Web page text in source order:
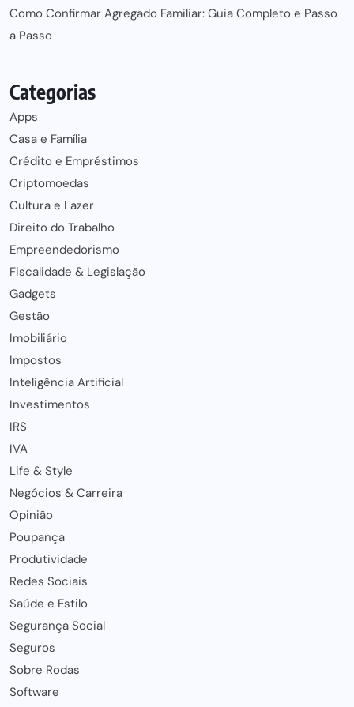
Como Confirmar Agregado Familiar: Guia Completo e Passo
a Passo
Categorias
Apps
Casa e Família
Crédito e Empréstimos
Criptomoedas
Cultura e Lazer
Direito do Trabalho
Empreendedorismo
Fiscalidade & Legislação
Gadgets
Gestão
Imobiliário
Impostos
Inteligência Artificial
Investimentos
IRS
IVA
Life & Style
Negócios & Carreira
Opinião
Poupança
Produtividade
Redes Sociais
Saúde e Estilo
Segurança Social
Seguros
Sobre Rodas
Software